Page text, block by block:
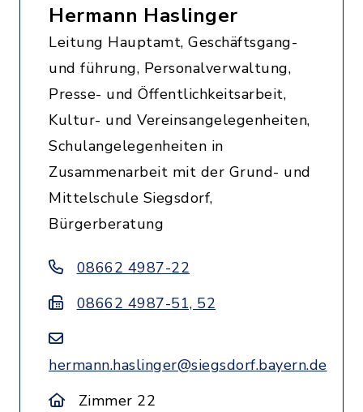
Hermann Haslinger
Leitung Hauptamt, Geschäftsgang-
und führung, Personalverwaltung,
Presse- und Öffentlichkeitsarbeit,
Kultur- und Vereinsangelegenheiten,
Schulangelegenheiten in
Zusammenarbeit mit der Grund- und
Mittelschule Siegsdorf,
Bürgerberatung
08662 4987-22
08662 4987-51, 52
hermann.haslinger@siegsdorf.bayern.de
Zimmer 22